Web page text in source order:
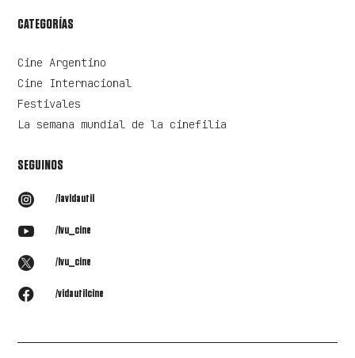
CATEGORÍAS
Cine Argentino
Cine Internacional
Festivales
La semana mundial de la cinefilia
SEGUINOS
 /lavidautil
 /lvu_cine
 /lvu_cine
 /vidautilcine